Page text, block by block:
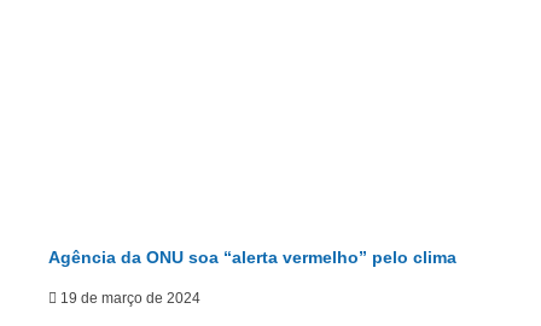
Agência da ONU soa “alerta vermelho” pelo clima
19 de março de 2024